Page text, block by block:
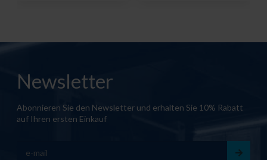
Newsletter
Abonnieren Sie den Newsletter und erhalten Sie 10% Rabatt
auf Ihren ersten Einkauf